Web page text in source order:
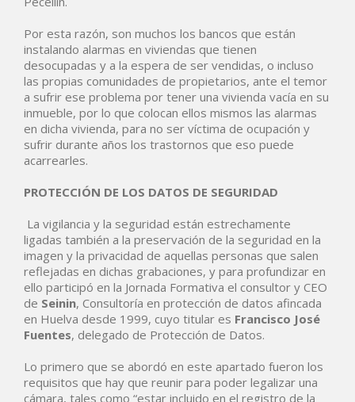
Por esta razón, son muchos los bancos que están
instalando alarmas en viviendas que tienen
desocupadas y a la espera de ser vendidas, o incluso
las propias comunidades de propietarios, ante el temor
a sufrir ese problema por tener una vivienda vacía en su
inmueble, por lo que colocan ellos mismos las alarmas
en dicha vivienda, para no ser víctima de ocupación y
sufrir durante años los trastornos que eso puede
acarrearles.
PROTECCIÓN DE LOS DATOS DE SEGURIDAD
La vigilancia y la seguridad están estrechamente
ligadas también a la preservación de la seguridad en la
imagen y la privacidad de aquellas personas que salen
reflejadas en dichas grabaciones, y para profundizar en
ello participó en la Jornada Formativa el consultor y CEO
de Seinin, Consultoría en protección de datos afincada
en Huelva desde 1999, cuyo titular es Francisco José
Fuentes, delegado de Protección de Datos.
Lo primero que se abordó en este apartado fueron los
requisitos que hay que reunir para poder legalizar una
cámara, tales como “estar incluido en el registro de la